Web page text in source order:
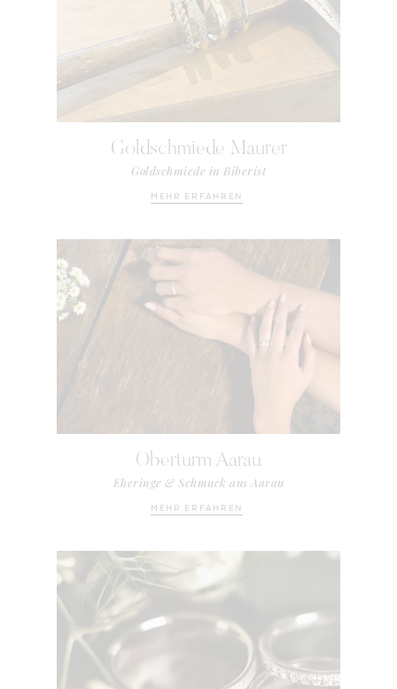
Goldschmiede Maurer
Goldschmiede in Biberist
MEHR ERFAHREN
Oberturm Aarau
Eheringe & Schmuck aus Aarau
MEHR ERFAHREN